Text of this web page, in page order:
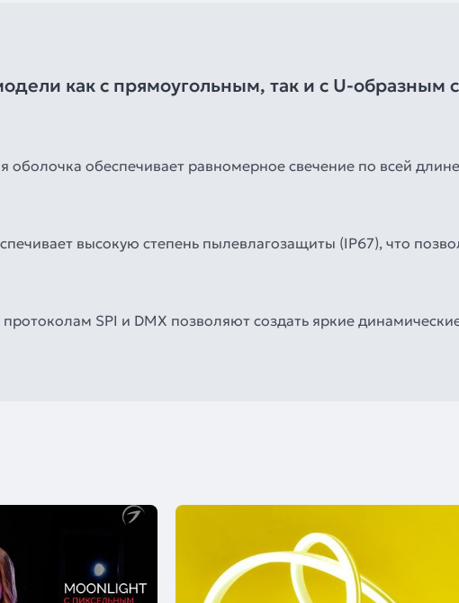
как с прямоугольным, так и с U-образным
обеспечивает равномерное свечение по всей
высокую степень пылевлагозащиты (IP67), что
SPI и DMX позволяют создать яркие